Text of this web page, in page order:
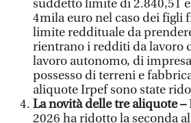
suddetto limite di 2.840,51
4mila euro nel caso dei figli
limite reddituale da
rientrano i redditi da lavoro
lavoro autonomo, di
possesso di terreni e
aliquote Irpef sono state
La novità delle tre aliquote –
2026 ha ridotto la seconda